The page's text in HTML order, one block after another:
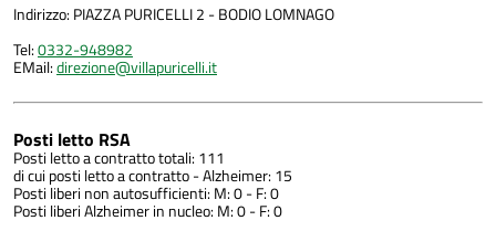
Indirizzo: PIAZZA PURICELLI 2 - BODIO LOMNAGO
Tel:0332-948982
EMail:direzione@villapuricelli.it
Posti letto RSA
Posti letto a contratto totali: 111
di cui posti letto a contratto - Alzheimer: 15
Posti liberi non autosufficienti: M: 0 - F: 0
Posti liberi Alzheimer in nucleo: M: 0 - F: 0